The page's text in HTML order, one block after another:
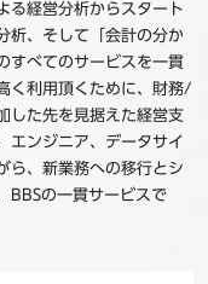
る経営分析からスタート
析、そして「会計の分か
すべてのサービスを一貫
く利用頂くために、財務/
した先を見据えた経営支
エンジニア、データサイ
ら、新業務への移行とシ
BBSの一貫サービスで